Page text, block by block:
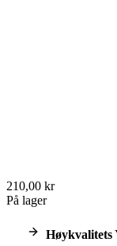
210,00 kr
På lager
Høykvalitets